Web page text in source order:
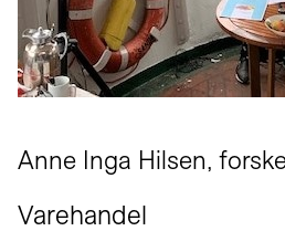
Anne Inga Hilsen,
Varehandel